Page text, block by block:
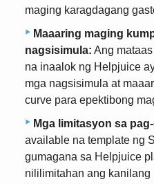
maging karagdagang
Maaaring maging
nagsisimula: Ang
na inaalok ng Helpjuice
mga nagsisimula at
curve para epektibong
Mga limitasyon sa
available na template ng
gumagana sa Helpjuice
nililimitahan ang